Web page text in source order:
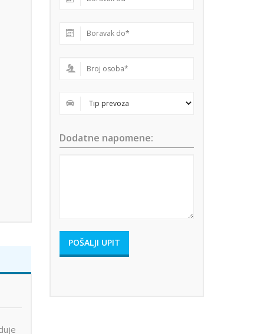
Dodatne napomene: